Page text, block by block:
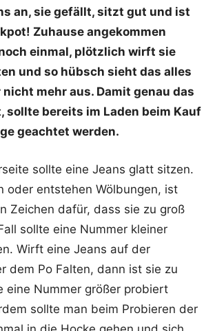
an, sie gefällt, sitzt gut und ist
Zuhause angekommen
einmal, plötzlich wirft sie
und so hübsch sieht das alles
mehr aus. Damit genau das
sollte bereits im Laden beim Kauf
geachtet werden.
sollte eine Jeans glatt sitzen.
oder entstehen Wölbungen, ist
Zeichen dafür, dass sie zu groß
sollte eine Nummer kleiner
Wirft eine Jeans auf der
dem Po Falten, dann ist sie zu
eine Nummer größer probiert
sollte man beim Probieren der